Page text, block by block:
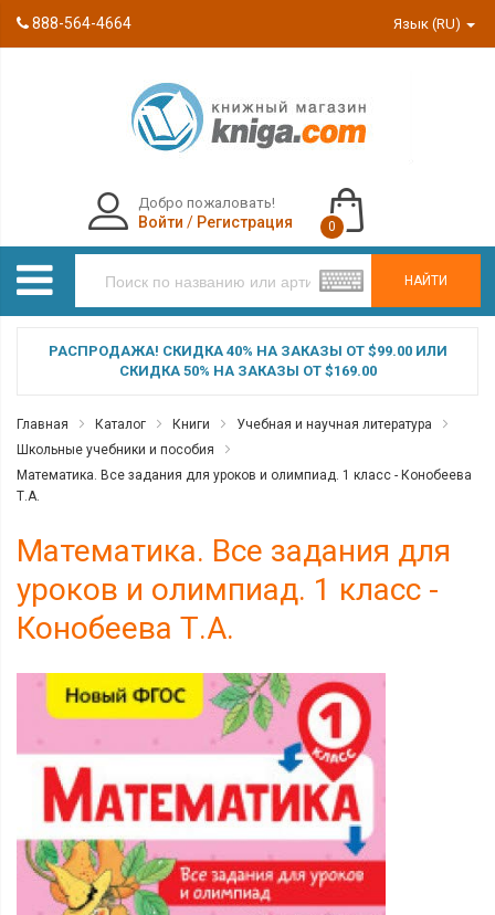
888-564-4664 Язык (RU)
НАЙТИ
Добро пожаловать!
Войти / Регистрация 0
РАСПРОДАЖА! СКИДКА 40% НА ЗАКАЗЫ ОТ $99.00 ИЛИ
СКИДКА 50% НА ЗАКАЗЫ ОТ $169.00
Главная Каталог Книги
Учебная и научная литература
Школьные учебники и пособия
Математика. Все задания для уроков и олимпиад. 1 класс - Конобеева
Т.А.
Математика. Все задания для
уроков и олимпиад. 1 класс -
Конобеева Т.А.